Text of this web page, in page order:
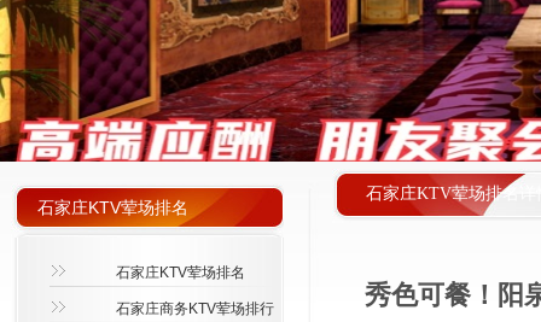
石家庄KTV荤场排名详
石家庄KTV荤场排名
石家庄KTV荤场排名
石家庄商务KTV荤场排行 秀色可餐！阳